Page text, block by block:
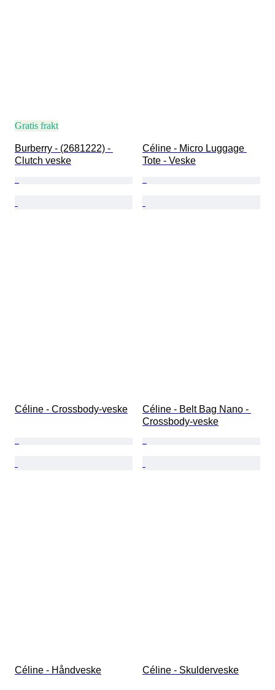
Gratis frakt
Burberry - (2681222) -
Clutch veske
Céline - Micro Luggage
Tote - Veske
Céline - Crossbody-veske
Céline - Belt Bag Nano -
Crossbody-veske
Céline - Håndveske Céline - Skulderveske